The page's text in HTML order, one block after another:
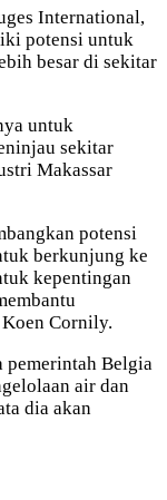
International,
potensi untuk
besar di sekitar
untuk
sekitar
Makassar
potensi
berkunjung ke
kepentingan
Cornily.
pemerintah Belgia
air dan
dia akan